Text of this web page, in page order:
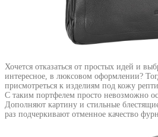
Хочется отказаться от простых идей и
интересное, в люксовом оформлении?
присмотреться к изделиям под кожу
С таким портфелем просто невозможно
Дополняют картину и стильные
раз подчеркивают отменное качество